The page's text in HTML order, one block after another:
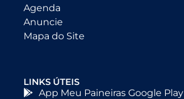
Agenda
Anuncie
Mapa do Site
LINKS ÚTEIS
App Meu Paineiras Google Play